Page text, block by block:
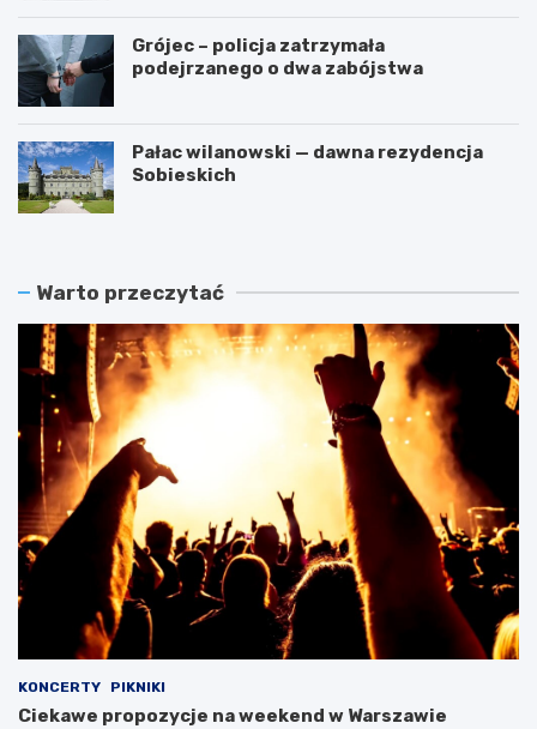
Grójec – policja zatrzymała
podejrzanego o dwa zabójstwa
Pałac wilanowski — dawna rezydencja
Sobieskich
Warto przeczytać
KONCERTY PIKNIKI
Ciekawe propozycje na weekend w Warszawie